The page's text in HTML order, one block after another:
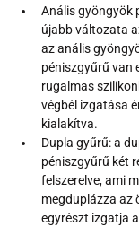
Anális gyöngyök
újabb változata
az anális
péniszgyűrű van
rugalmas
végbél izgatása
kialakítva.
Dupla gyűrű: a
péniszgyűrű két
felszerelve, ami
megduplázza az
egyrészt izgatja